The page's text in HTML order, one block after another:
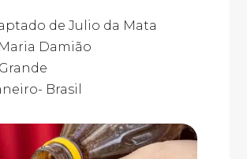
de Julio da Mata
Damião
Brasil